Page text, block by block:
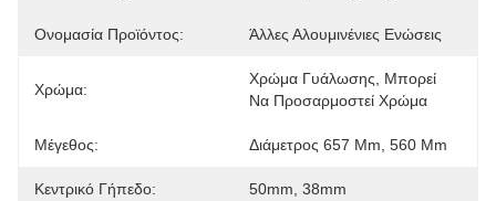
Ονομασία Προϊόντος: Άλλες Αλουμινένιες Ενώσεις
Χρώμα:
Χρώμα Γυάλωσης, Μπορεί
Να Προσαρμοστεί Χρώμα
Μέγεθος: Διάμετρος 657 Mm, 560 Mm
Κεντρικό Γήπεδο: 50mm, 38mm